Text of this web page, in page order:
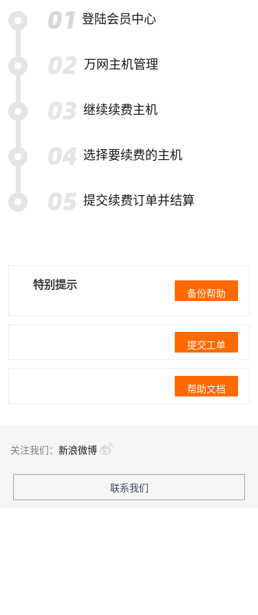
登陆会员中心
万网主机管理
继续续费主机
选择要续费的主机
提交续费订单并结算
特别提示
备份帮助
提交工单
帮助文档